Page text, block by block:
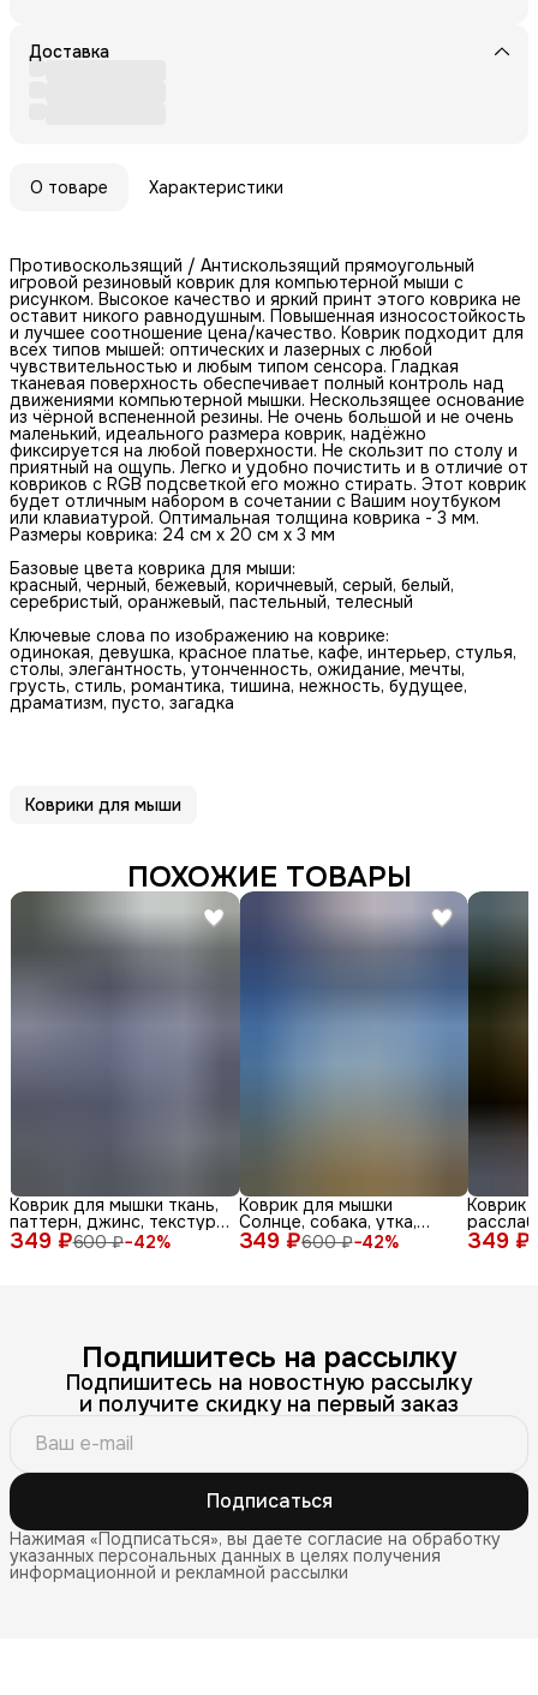
Доставка
О товаре Характеристики
Противоскользящий / Антискользящий прямоугольный
игровой резиновый коврик для компьютерной мыши с
рисунком. Высокое качество и яркий принт этого коврика не
оставит никого равнодушным. Повышенная износостойкость
и лучшее соотношение цена/качество. Коврик подходит для
всех типов мышей: оптических и лазерных с любой
чувствительностью и любым типом сенсора. Гладкая
тканевая поверхность обеспечивает полный контроль над
движениями компьютерной мышки. Нескользящее основание
из чёрной вспененной резины. Не очень большой и не очень
маленький, идеального размера коврик, надёжно
фиксируется на любой поверхности. Не скользит по столу и
приятный на ощупь. Легко и удобно почистить и в отличие от
ковриков с RGB подсветкой его можно стирать. Этот коврик
будет отличным набором в сочетании с Вашим ноутбуком
или клавиатурой. Оптимальная толщина коврика - 3 мм.
Размеры коврика: 24 см x 20 см x 3 мм
Базовые цвета коврика для мыши:
красный, черный, бежевый, коричневый, серый, белый,
серебристый, оранжевый, пастельный, телесный
Ключевые слова по изображению на коврике:
одинокая, девушка, красное платье, кафе, интерьер, стулья,
столы, элегантность, утонченность, ожидание, мечты,
грусть, стиль, романтика, тишина, нежность, будущее,
драматизм, пусто, загадка
Коврики для мыши
ПОХОЖИЕ ТОВАРЫ
349 ₽600 ₽−42%
Коврик для мышки ткань,
паттерн, джинс, текстура,
синий, бел 349 ₽600 ₽−42%
Коврик для мышки
Солнце, собака, утка,
очки, море, доска, ле 349 ₽
Коврик
Подпишитесь на рассылку
Подпишитесь на новостную рассылку
и получите скидку на первый заказ
Подписаться
Нажимая «Подписаться», вы даете согласие на обработку
указанных персональных данных в целях получения
информационной и рекламной рассылки